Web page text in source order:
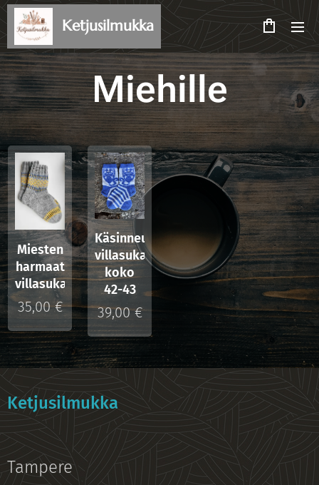
Ketjusilmukka
Miehille
Miesten
harmaat
villasukat
35,00€
Käsinneulotut
villasukat
koko
42-43
39,00€
Ketjusilmukka
Tampere